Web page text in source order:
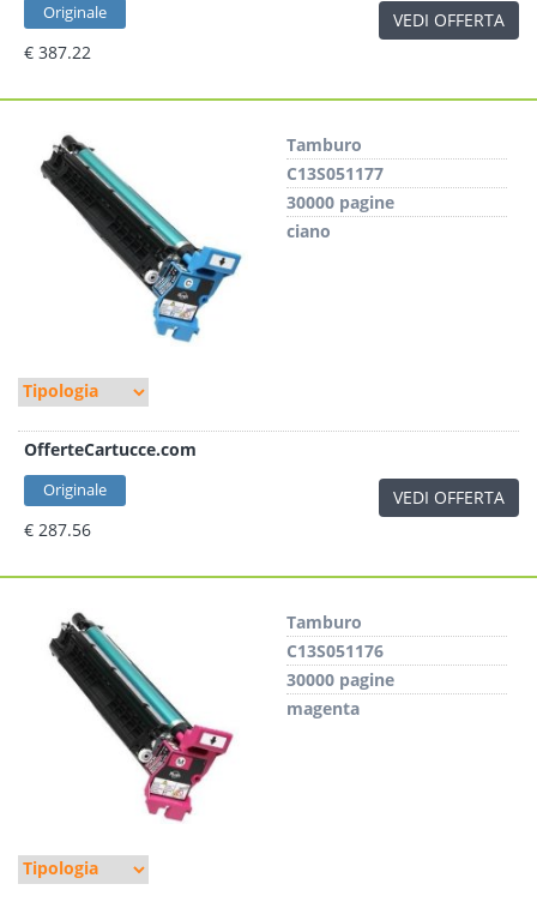
Originale
€ 387.22
VEDI OFFERTA
Tamburo
C13S051177
30000 pagine
ciano
OfferteCartucce.com
Originale
€ 287.56
VEDI OFFERTA
Tamburo
C13S051176
30000 pagine
magenta